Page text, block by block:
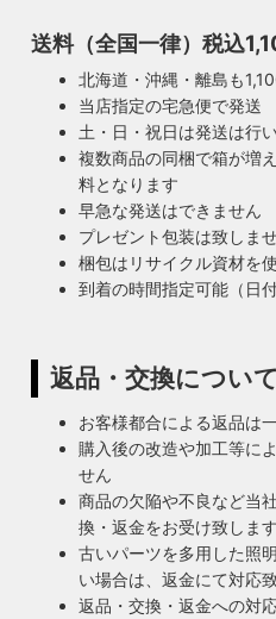
送料（全国一律）税込
北海道・沖縄・離島も
当店指定の宅急便で発送
土・日・祝日は発送は行
複数商品の同梱で箱が増
料となります
早急な発送はできません
プレゼント包装は致しま
梱包はリサイクル資材を
到着の時間指定可能（日
返品・交換について
お客様都合による返品は
購入後の改造や加工等に
せん
商品の欠陥や不良など当
換・返金をお受け致します
古いパーツを多用した照
い場合は、返金にて対応
返品・交換・返金への対